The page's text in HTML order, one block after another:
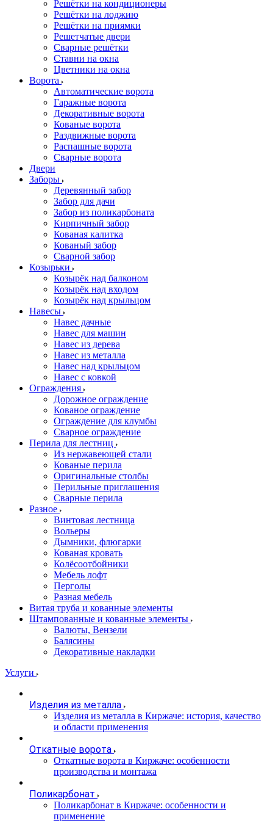
Решётки на кондиционеры
Решётки на лоджию
Решётки на приямки
Решетчатые двери
Сварные решётки
Ставни на окна
Цветники на окна
Ворота
Автоматические ворота
Гаражные ворота
Декоративные ворота
Кованые ворота
Раздвижные ворота
Распашные ворота
Сварные ворота
Двери
Заборы
Деревянный забор
Забор для дачи
Забор из поликарбоната
Кирпичный забор
Кованая калитка
Кованый забор
Сварной забор
Козырьки
Козырёк над балконом
Козырёк над входом
Козырёк над крыльцом
Навесы
Навес дачные
Навес для машин
Навес из дерева
Навес из металла
Навес над крыльцом
Навес с ковкой
Ограждения
Дорожное ограждение
Кованое ограждение
Ограждение для клумбы
Сварное ограждение
Перила для лестниц
Из нержавеющей стали
Кованые перила
Оригинальные столбы
Перильные приглашения
Сварные перила
Разное
Винтовая лестница
Вольеры
Дымники, флюгарки
Кованая кровать
Колёсоотбойники
Мебель лофт
Перголы
Разная мебель
Витая труба и кованные элементы
Штампованные и кованные элементы
Валюты, Вензели
Балясины
Декоративные накладки
Услуги
Изделия из металла
Изделия из металла в Киржаче: история, качество
и области применения
Откатные ворота
Откатные ворота в Киржаче: особенности
производства и монтажа
Поликарбонат
Поликарбонат в Киржаче: особенности и
применение